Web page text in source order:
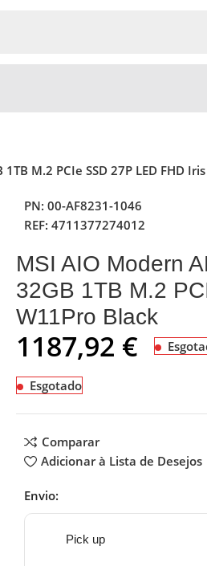
M.2 PCIe SSD 27P LED FHD
PN: 00-AF8231-1046
REF: 4711377274012
MSI AIO Modern
32GB 1TB M.2
W11Pro Black
1187,92 €
Esgotado
Comparar
Adicionar à Lista de Desejos
Envio:
Pick up